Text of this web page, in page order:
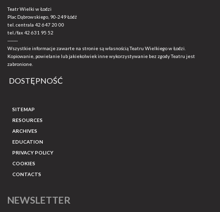
Teatr Wielki w Łodzi
Plac Dąbrowskiego, 90-249 Łódź
tel. centrala 42 647 20 00
tel./fax42 631 95 52
-------
Wszystkie informacje zawarte na stronie są własnością Teatru Wielkiego w Łodzi.
Kopiowanie, powielanie lub jakiekolwiek inne wykorzystywanie bez zgody Teatru jest
zabronione.
DOSTĘPNOŚĆ
SITEMAP
RESOURCES
ARCHIVES
EDUCATION
PRIVACY POLICY
COOKIES
CONTACTS
NEWSLETTER